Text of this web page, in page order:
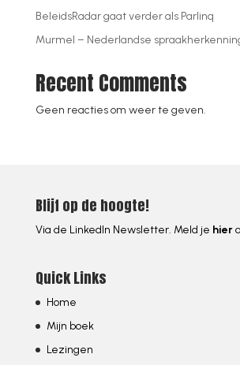
BeleidsRadar gaat verder als Parlinq
Murmel – Nederlandse
Recent Comments
Geen reacties om weer te geven.
Blijf op de hoogte!
Via de LinkedIn Newsletter. Meld je hier
Quick Links
Home
Mijn boek
Lezingen